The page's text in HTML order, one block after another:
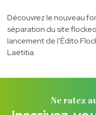
Découvrez le nouveau
séparation du site
lancement de l’Édito
Laëtitia.
Ne ratez